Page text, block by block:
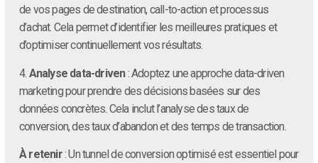
de vos pages de destination, call-to-action et processus
d’achat. Cela permet d’identifier les meilleures pratiques et
d’optimiser continuellement vos résultats.
4. Analyse data-driven: Adoptez une approche data-driven
marketing pour prendre des décisions basées sur des
données concrètes. Cela inclut l’analyse des taux de
conversion, des taux d’abandon et des temps de transaction.
À retenir: Un tunnel de conversion optimisé est essentiel pour